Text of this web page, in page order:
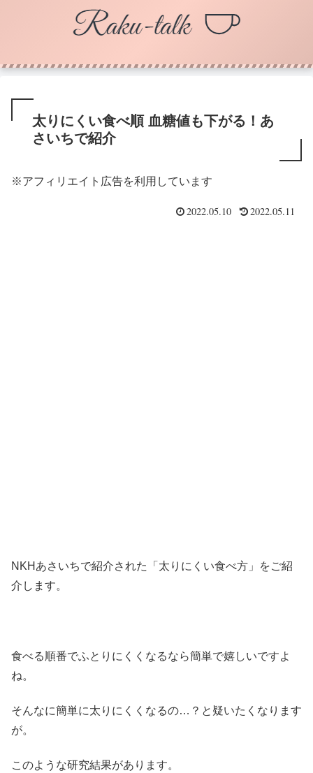
太りにくい食べ順 血糖値も下がる！あ
さいちで紹介
※アフィリエイト広告を利用しています
2022.05.10 2022.05.11
NKHあさいちで紹介された「太りにくい食べ方」をご紹
介します。
食べる順番でふとりにくくなるなら簡単で嬉しいですよ
ね。
そんなに簡単に太りにくくなるの…？と疑いたくなります
が。
このような研究結果があります。